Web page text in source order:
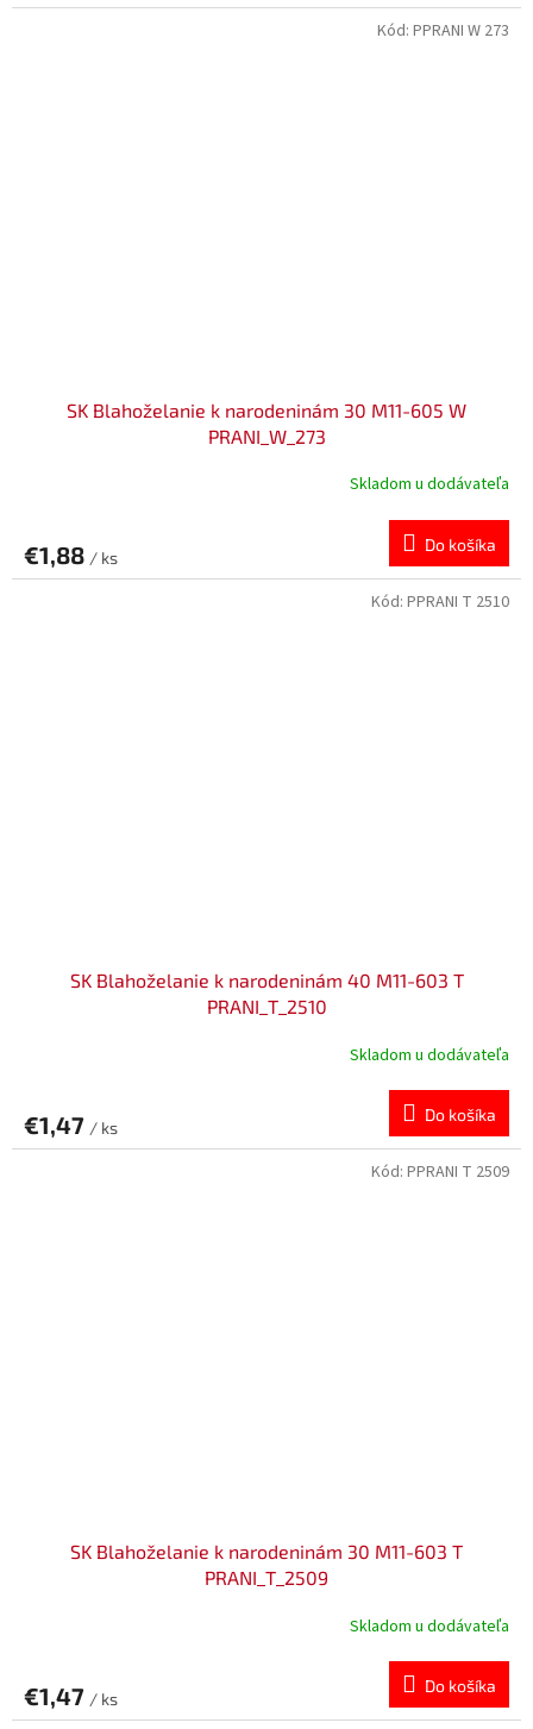
SK Blahoželanie k narodeninám 30 M11-605 W
PRANI_W_273
Skladom u dodávateľa
€1,88 / ks
Do košíka
Kód: PPRANI W 273
SK Blahoželanie k narodeninám 40 M11-603 T
PRANI_T_2510
Skladom u dodávateľa
€1,47 / ks
Do košíka
Kód: PPRANI T 2510
SK Blahoželanie k narodeninám 30 M11-603 T
PRANI_T_2509
Skladom u dodávateľa
€1,47 / ks
Do košíka
Kód: PPRANI T 2509